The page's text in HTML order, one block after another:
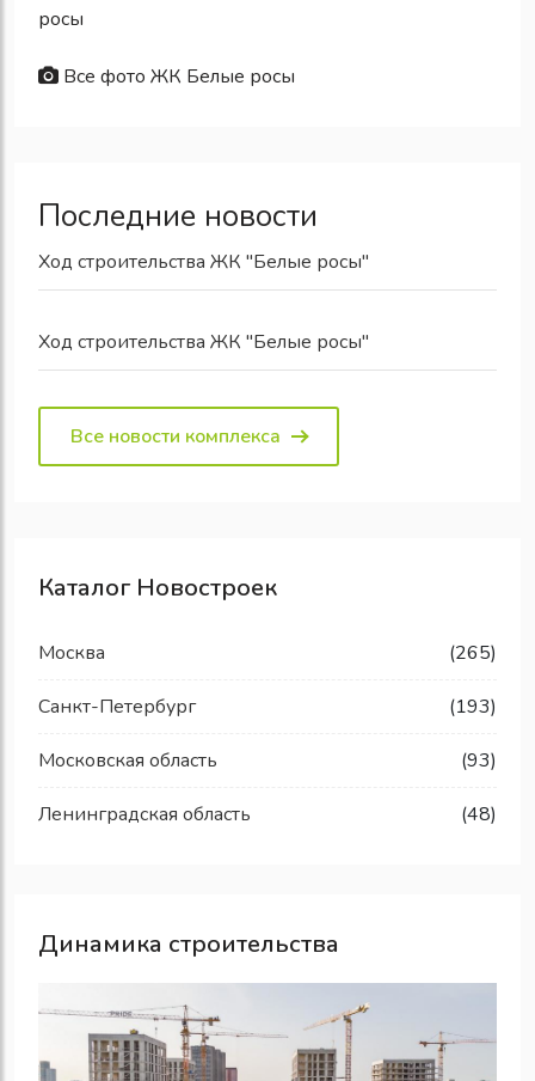
росы
Все фото ЖК Белые росы
Последние новости
Ход строительства ЖК "Белые росы"
Ход строительства ЖК "Белые росы"
Все новости комплекса
Каталог Новостроек
Москва (265)
Санкт-Петербург (193)
Московская область (93)
Ленинградская область (48)
Динамика строительства